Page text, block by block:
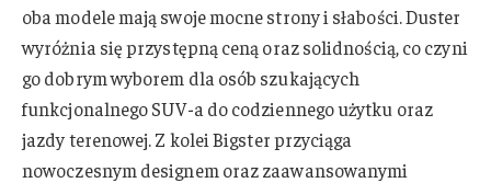
oba modele mają swoje mocne strony i słabości. Duster
wyróżnia się przystępną ceną oraz solidnością, co czyni
go dobrym wyborem dla osób szukających
funkcjonalnego SUV-a do codziennego użytku oraz
jazdy terenowej. Z kolei Bigster przyciąga
nowoczesnym designem oraz zaawansowanymi